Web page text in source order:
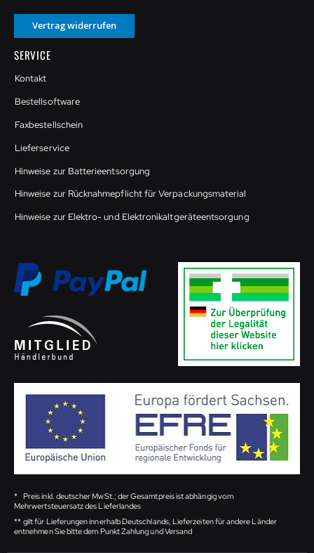
Vertrag widerrufen
SERVICE
Kontakt
Bestellsoftware
Faxbestellschein
Lieferservice
Hinweise zur Batterieentsorgung
Hinweise zur Rücknahmepflicht für Verpackungsmaterial
Hinweise zur Elektro- und Elektronikaltgeräteentsorgung
* Preis inkl. deutscher MwSt.; der Gesamtpreis ist abhängig vom
Mehrwertsteuersatz des Lieferlandes
** gilt für Lieferungen innerhalb Deutschlands, Lieferzeiten für andere Länder
entnehmen Sie bitte dem Punkt Zahlung und Versand